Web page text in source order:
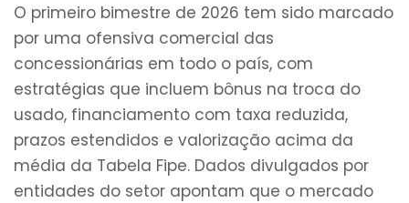
O primeiro bimestre de 2026 tem sido marcado
por uma ofensiva comercial das
concessionárias em todo o país, com
estratégias que incluem bônus na troca do
usado, financiamento com taxa reduzida,
prazos estendidos e valorização acima da
média da Tabela Fipe. Dados divulgados por
entidades do setor apontam que o mercado